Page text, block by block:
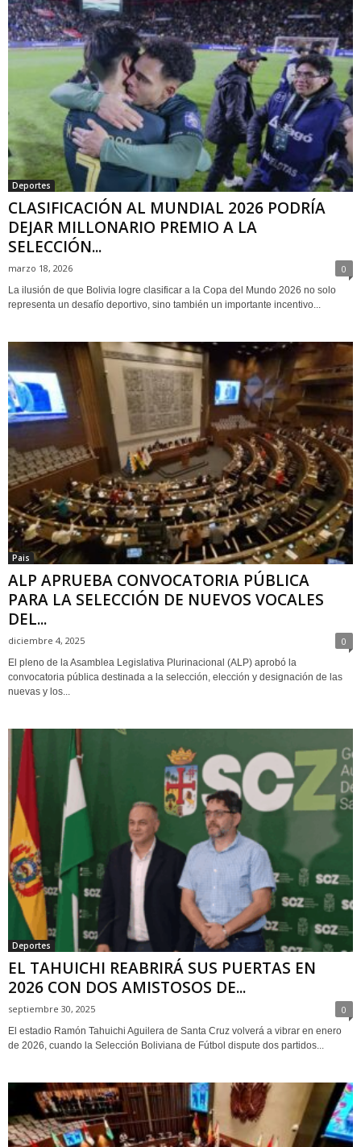
Deportes
CLASIFICACIÓN AL MUNDIAL 2026 PODRÍA
DEJAR MILLONARIO PREMIO A LA
SELECCIÓN...
marzo 18, 2026 0
La ilusión de que Bolivia logre clasificar a la Copa del Mundo 2026 no solo
representa un desafío deportivo, sino también un importante incentivo...
Pais
ALP APRUEBA CONVOCATORIA PÚBLICA
PARA LA SELECCIÓN DE NUEVOS VOCALES
DEL...
diciembre 4, 2025 0
El pleno de la Asamblea Legislativa Plurinacional (ALP) aprobó la
convocatoria pública destinada a la selección, elección y designación de las
nuevas y los...
Deportes
EL TAHUICHI REABRIRÁ SUS PUERTAS EN
2026 CON DOS AMISTOSOS DE...
septiembre 30, 2025 0
El estadio Ramón Tahuichi Aguilera de Santa Cruz volverá a vibrar en enero
de 2026, cuando la Selección Boliviana de Fútbol dispute dos partidos...